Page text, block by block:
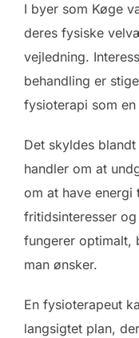
I byer som Køge
deres fysiske
vejledning.
behandling er
fysioterapi som
Det skyldes
handler om at
om at have energi
fritidsinteresser
fungerer optimalt,
man ønsker.
En fysioterapeut
langsigtet plan,